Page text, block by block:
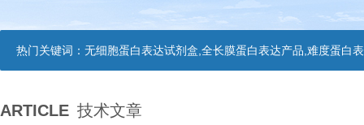
热门关键词： 无细胞蛋白表达试剂盒,全长膜蛋白表达产品,难度蛋白
ARTICLE 技术文章